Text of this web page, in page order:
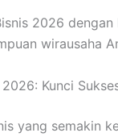
2026
wirausaha
Kunci
yang semakin